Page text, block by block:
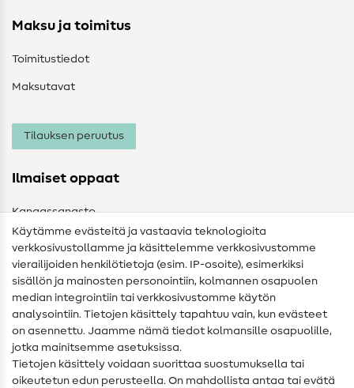
Maksu ja toimitus
Toimitustiedot
Maksutavat
Tilauksen peruutus
Ilmaiset oppaat
Kangassanasto
Ompelusanasto
Ompeluohjeet
Apua ja yhteystiedot
Yhteystiedot
Tietoa omistajanvaihdoksesta
Käytämme evästeitä ja vastaavia teknologioita
verkkosivustollamme ja käsittelemme verkkosivustomme
vierailijoiden henkilötietoja (esim. IP-osoite), esimerkiksi
sisällön ja mainosten personointiin, kolmannen osapuolen
median integrointiin tai verkkosivustomme käytön
analysointiin. Tietojen käsittely tapahtuu vain, kun evästeet
on asennettu. Jaamme nämä tiedot kolmansille osapuolille,
jotka mainitsemme asetuksissa.
Tietojen käsittely voidaan suorittaa suostumuksella tai
oikeutetun edun perusteella. On mahdollista antaa tai evätä